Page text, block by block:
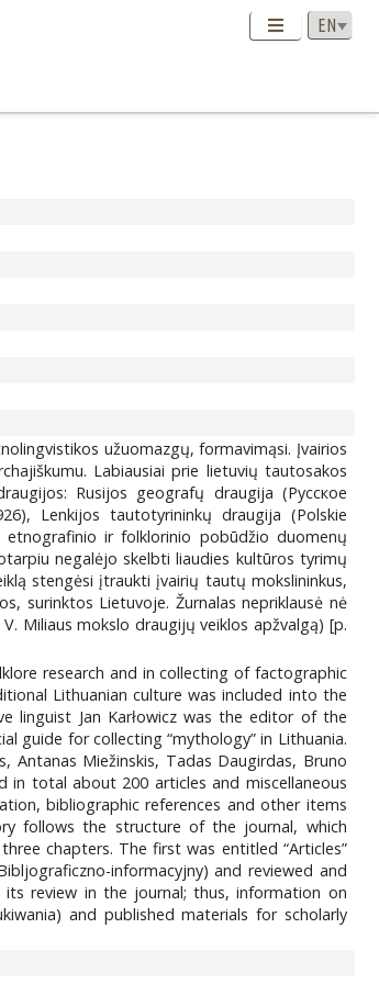
užuomazgų, formavimąsi. Įvairios
Labiausiai prie lietuvių tautosakos
Rusijos geografų draugija (Русское
Lenkijos tautotyrininkų draugija (Polskie
etnografinio ir folklorinio pobūdžio duomenų
negalėjo skelbti liaudies kultūros tyrimų
stengėsi įtraukti įvairių tautų mokslininkus,
surinktos Lietuvoje. Žurnalas nepriklausė nė
Miliaus mokslo draugijų veiklos apžvalgą) [p.
research and in collecting of factographic
Lithuanian culture was included into the
linguist Jan Karłowicz was the editor of the
guide for collecting “mythology” in Lithuania.
Antanas Miežinskis, Tadas Daugirdas, Bruno
in total about 200 articles and miscellaneous
bibliographic references and other items
follows the structure of the journal, which
chapters. The first was entitled “Articles”
informacyjny) and reviewed and
review in the journal; thus, information on
and published materials for scholarly